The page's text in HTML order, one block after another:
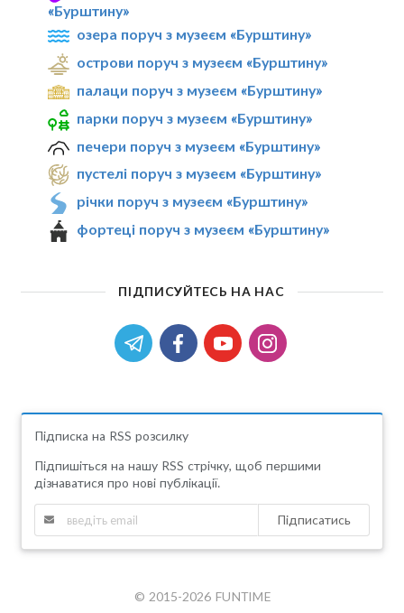
«Бурштину»
озера поруч з музеєм «Бурштину»
острови поруч з музеєм «Бурштину»
палаци поруч з музеєм «Бурштину»
парки поруч з музеєм «Бурштину»
печери поруч з музеєм «Бурштину»
пустелі поруч з музеєм «Бурштину»
річки поруч з музеєм «Бурштину»
фортеці поруч з музеєм «Бурштину»
ПІДПИСУЙТЕСЬ НА НАС
Підписка на RSS розсилку
Підпишіться на нашу RSS стрічку, щоб першими
дізнаватися про нові публікації.
Підписатись
© 2015-2026 FUNTIME